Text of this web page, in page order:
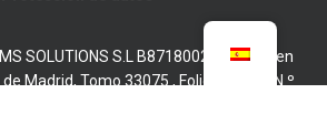
SOLUTIONS S.L B87180022 Inscrita en
Madrid, Tomo 33075 , Folio 11, Hoja N.º